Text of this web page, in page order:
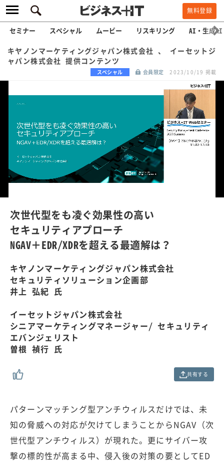
無料登録
セミナー スペシャル ムービー リスキリング AI・生成AI
キヤノンマーケティングジャパン株式会社 、 イーセットジ
ャパン株式会社 提供コンテンツ
スペシャル 会員限定 2023/10/19 掲載
U
/
L
o
a
d
1
0
0
.
0
%
次世代型をも凌ぐ効果性の高い
セキュリティアプローチ
NGAV＋EDR/XDRを超える最適解は？
キヤノンマーケティングジャパン株式会社
セキュリティソリューション企画部
井上 弘紀 氏
イーセットジャパン株式会社
シニアマーケティングマネージャー/ セキュリティ
エバンジェリスト
曽根 禎行 氏
共有する
パターンマッチング型アンチウィルスだけでは、未
知の脅威への対応が欠けてしまうことからNGAV（次
世代型アンチウィルス）が現れた。更にサイバー攻
撃の標的性が高まる中、侵入後の対策の要としてED